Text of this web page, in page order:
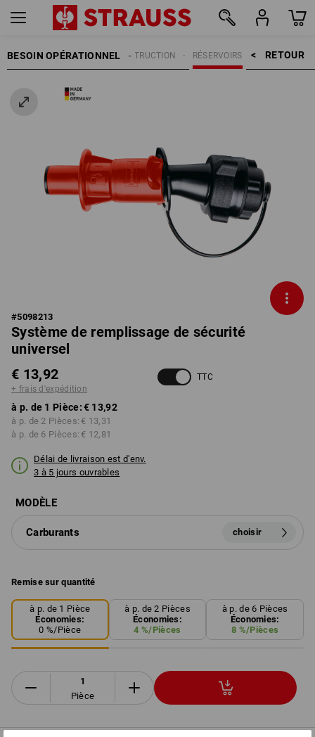
BESOIN OPÉRATIONNEL RETOUR    >
RÉSERVOIRS
ACCESSOIRES DE CONSTRUCTION
#5098213
Système de remplissage de sécurité
universel
€ 13,92
+ frais d'expédition
TTC
à p. de 1 Pièce:€ 13,92
à p. de 2 Pièces: € 13,31
à p. de 6 Pièces: € 12,81
Délai de livraison est d'env.
3 à 5 jours ouvrables
MODÈLE
Carburants choisir
Remise sur quantité
à p. de 1 Pièce
Économies:
0 %/Pièce
à p. de 2 Pièces
Économies:
4 %/Pièces
à p. de 6 Pièces
Économies:
8 %/Pièces
Pièce